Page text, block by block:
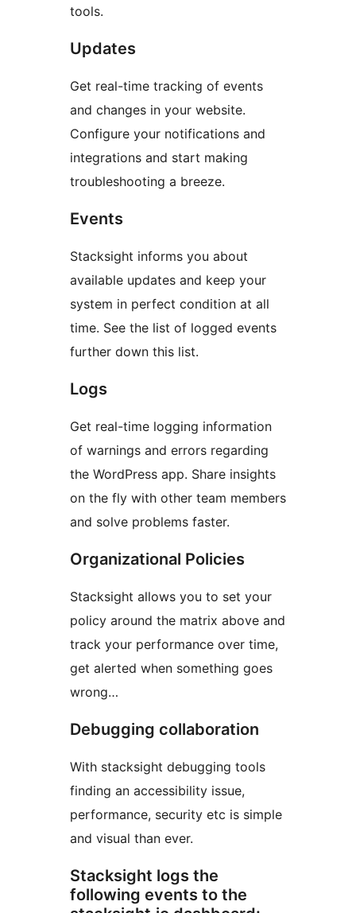
tools.
Updates
Get real-time tracking of events
and changes in your website.
Configure your notifications and
integrations and start making
troubleshooting a breeze.
Events
Stacksight informs you about
available updates and keep your
system in perfect condition at all
time. See the list of logged events
further down this list.
Logs
Get real-time logging information
of warnings and errors regarding
the WordPress app. Share insights
on the fly with other team members
and solve problems faster.
Organizational Policies
Stacksight allows you to set your
policy around the matrix above and
track your performance over time,
get alerted when something goes
wrong…
Debugging collaboration
With stacksight debugging tools
finding an accessibility issue,
performance, security etc is simple
and visual than ever.
Stacksight logs the
following events to the